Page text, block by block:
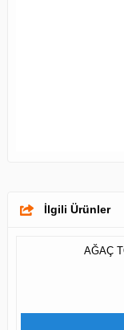
İlgili Ürünler
AĞAÇ